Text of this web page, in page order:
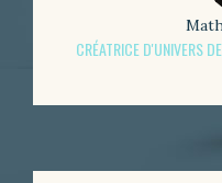
CRÉATRICE D'UNIVERS